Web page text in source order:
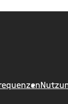
sie